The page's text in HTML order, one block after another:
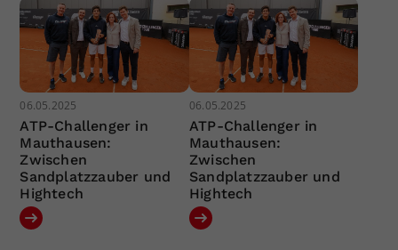
06.05.2025
ATP-Challenger in
Mauthausen:
Zwischen
Sandplatzzauber und
Hightech
06.05.2025
ATP-Challenger in
Mauthausen:
Zwischen
Sandplatzzauber und
Hightech